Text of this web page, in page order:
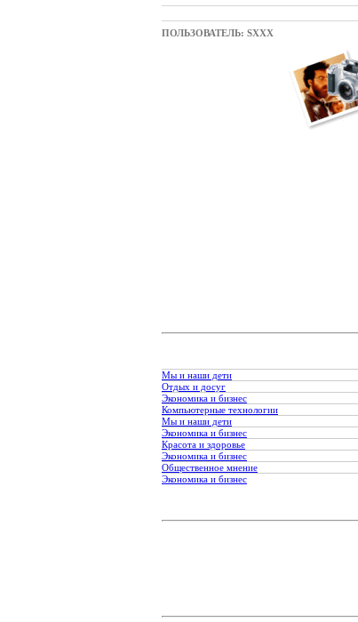
ПОЛЬЗОВАТЕЛЬ: SXXX
Мы и наши дети
Отдых и досуг
Экономика и бизнес
Компьютерные технологии
Мы и наши дети
Экономика и бизнес
Красота и здоровье
Экономика и бизнес
Общественное мнение
Экономика и бизнес